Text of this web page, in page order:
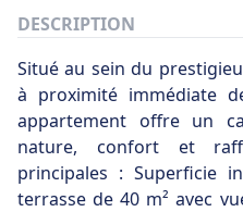
DESCRIPTION
Situé au sein du
à proximité immédiate
appartement offre un
nature, confort et
principales : Superficie
terrasse de 40 m² avec